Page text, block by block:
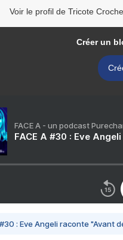
Voir le profil de Tricote
Créer un
FACE A - un podcast
FACE A #30 : Eve
#30 : Eve Angeli raconte "Avant